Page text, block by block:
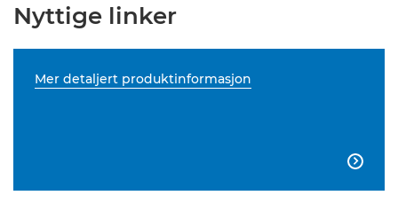
Nyttige linker
Mer detaljert produktinformasjon
